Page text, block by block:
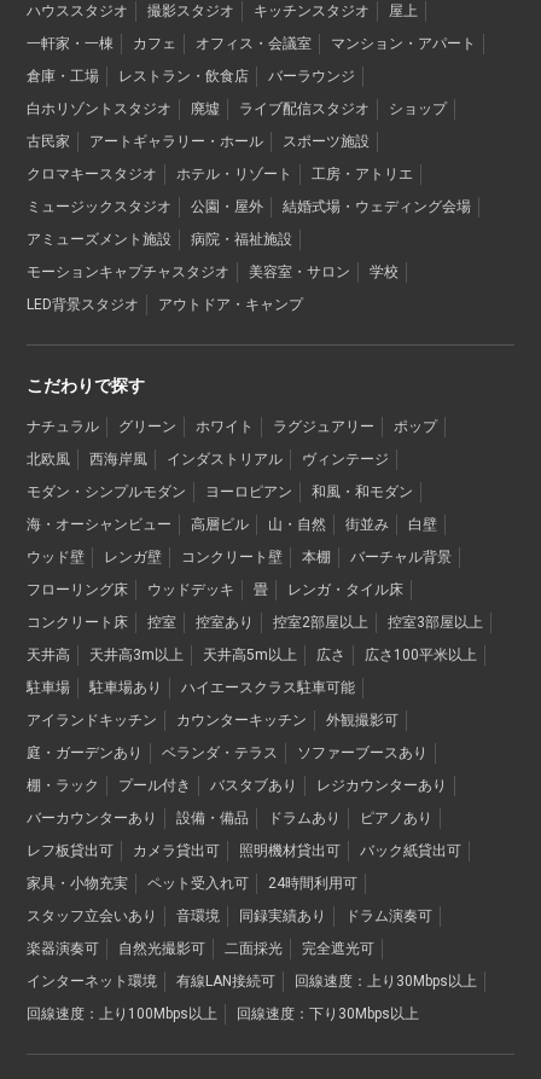
ハウススタジオ 撮影スタジオ キッチンスタジオ
屋上
一軒家・一棟
カフェ オフィス・会議室
マンション・アパート
倉庫・工場
レストラン・飲食店
バーラウンジ
白ホリゾントスタジオ
廃墟 ライブ配信スタジオ
ショップ
古民家
アートギャラリー・ホール
スポーツ施設
クロマキースタジオ
ホテル・リゾート
工房・アトリエ
ミュージックスタジオ
公園・屋外
結婚式場・ウェディング会場
アミューズメント施設
病院・福祉施設
モーションキャプチャスタジオ
美容室・サロン
学校
LED背景スタジオ
アウトドア・キャンプ
こだわりで探す
ナチュラル グリーン ホワイト ラグジュアリー
ポップ
北欧風
西海岸風 インダストリアル
ヴィンテージ
モダン・シンプルモダン
ヨーロピアン
和風・和モダン
海・オーシャンビュー
高層ビル 山・自然 街並み
白壁
ウッド壁
レンガ壁 コンクリート壁 本棚
バーチャル背景
フローリング床
ウッドデッキ 畳
レンガ・タイル床
コンクリート床
控室 控室あり 控室2部屋以上
控室3部屋以上
天井高
天井高3m以上 天井高5m以上 広さ
広さ100平米以上
駐車場
駐車場あり
ハイエースクラス駐車可能
アイランドキッチン
カウンターキッチン
外観撮影可
庭・ガーデンあり
ベランダ・テラス
ソファーブースあり
棚・ラック
プール付き バスタブあり
レジカウンターあり
バーカウンターあり
設備・備品 ドラムあり
ピアノあり
レフ板貸出可
カメラ貸出可 照明機材貸出可
バック紙貸出可
家具・小物充実
ペット受入れ可
24時間利用可
スタッフ立会いあり
音環境 同録実績あり
ドラム演奏可
楽器演奏可
自然光撮影可 二面採光
完全遮光可
インターネット環境
有線LAN接続可
回線速度：上り30Mbps以上
回線速度：上り100Mbps以上
回線速度：下り30Mbps以上